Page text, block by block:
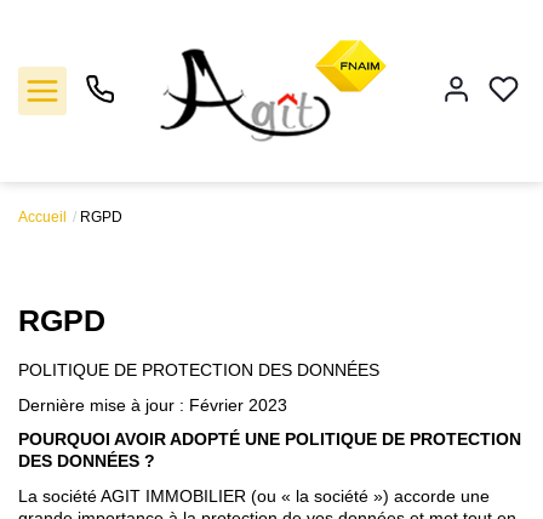
Location
Gestion
Notre agence
Estimation
Accueil RGPD
RGPD
POLITIQUE DE PROTECTION DES DONNÉES
Dernière mise à jour : Février 2023
POURQUOI AVOIR ADOPTÉ UNE POLITIQUE DE PROTECTION
DES DONNÉES ?
La société AGIT IMMOBILIER (ou « la société ») accorde une